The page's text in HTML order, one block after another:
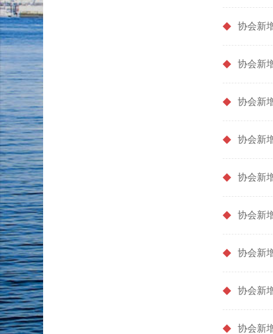
协会新
协会新
协会新
协会新
协会新
协会新
协会新
协会新
协会新